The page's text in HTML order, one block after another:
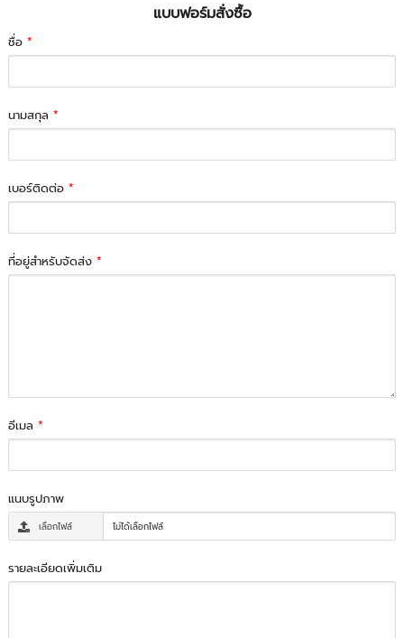
แบบฟอร์มสั่งซื้อ
ชื่อ*
นามสกุล*
เบอร์ติดต่อ*
ที่อยู่สำหรับจัดส่ง*
อีเมล*
แนบรูปภาพ
เลือกไฟล์ ไม่ได้เลือกไฟล์
รายละเอียดเพิ่มเติม